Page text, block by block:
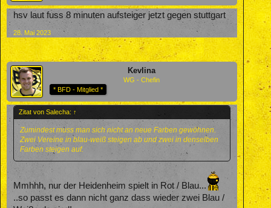
hsv laut fuss 8 minuten aufsteiger jetzt gegen stuttgart
28. Mai 2023
Kevlina
WG - Chefin
* BFD - Mitglied *
Zitat von Salecha: ↑
Zumindest muss man sich nicht an neue Farben gewöhnen.
Zwei Vereine in blau-weiß steigen ab und zwei in denselben
Farben steigen auf.
Mmhhh, nur der Heidenheim spielt in Rot / Blau...
..so passt es dann nicht ganz dass wieder zwei Blau /